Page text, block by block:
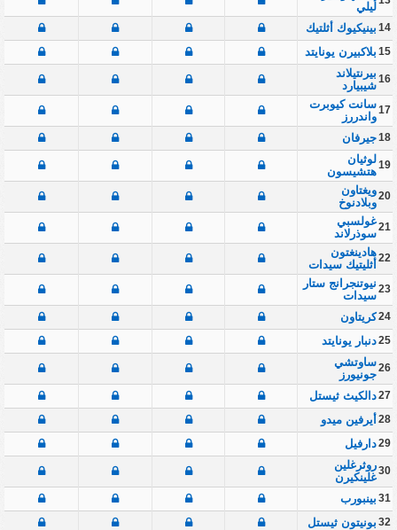
ليلي
14 بينيكيوك أثلتيك
15 بلاكبيرن يونايتد
16 بيرنتيلاند
شيبيارد
17سانت كيوبرت
واندررز
18جيرفان
19لوثيان
هتشيسون
20ويغتاون
وبلادنوخ
21غولسبي
سوذرلاند
22هادينغتون
أثليتيك سيدات
23 نيوتنجرانج ستار
سيدات
24كريتاون
25دنبار يونايتد
26ساوتشي
جونيورز
27دالكيث ثيستل
28 أيرفين ميدو
29دارفيل
30روثرغلين
غلينكيرن
31 بينبورب
32 بونيتون ثيستل